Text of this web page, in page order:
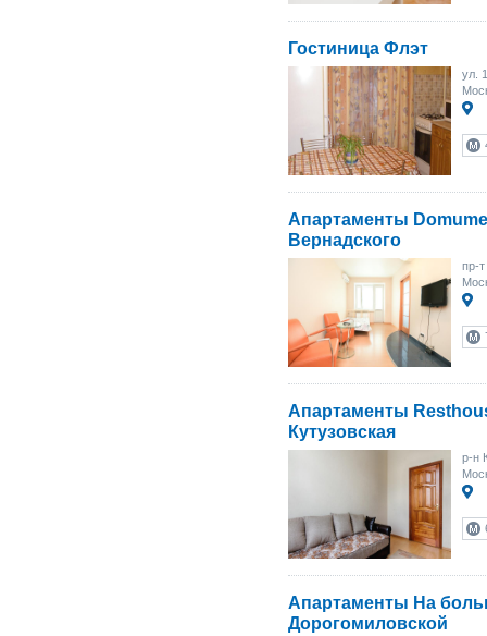
Гостиница Флэт
ул.
Апартаменты
Вернадского
пр-
Апартаменты
Кутузовская
р-н
Апартаменты На
Дорогомиловской